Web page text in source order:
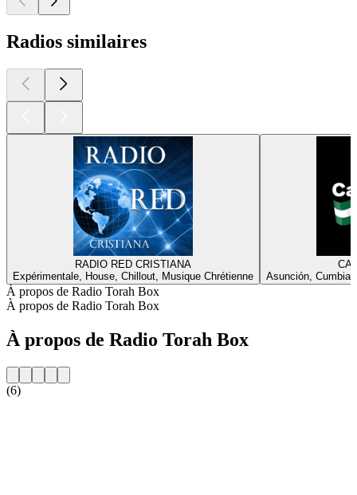
Radios similaires
RADIO RED CRISTIANA
Expérimentale, House, Chillout, Musique Chrétienne
Asunción, Cumbia,
À propos de Radio Torah Box
À propos de Radio Torah Box
À propos de Radio Torah Box
(6)